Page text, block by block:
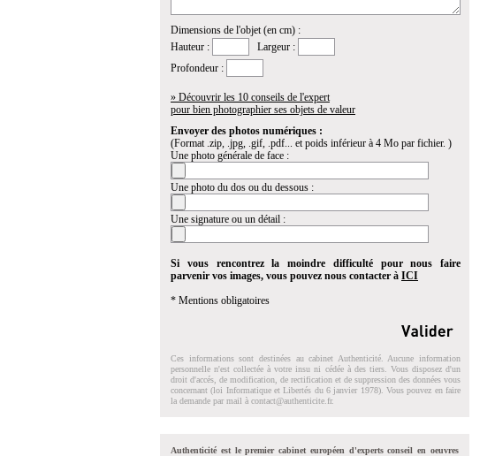
Dimensions de l'objet (en cm) :
Hauteur :
Largeur :
Profondeur :
» Découvrir les 10 conseils de l'expert
pour bien photographier ses objets de valeur
Envoyer des photos numériques :
(Format .zip, .jpg, .gif, .pdf... et poids inférieur à 4 Mo par fichier. )
Une photo générale de face :
Une photo du dos ou du dessous :
Une signature ou un détail :
Si vous rencontrez la moindre difficulté pour nous faire
parvenir vos images, vous pouvez nous contacter à ICI
* Mentions obligatoires
Ces informations sont destinées au cabinet Authenticité. Aucune information
personnelle n'est collectée à votre insu ni cédée à des tiers. Vous disposez d'un
droit d'accés, de modification, de rectification et de suppression des données vous
concernant (loi Informatique et Libertés du 6 janvier 1978). Vous pouvez en faire
la demande par mail à contact@authenticite.fr.
Authenticité est le premier cabinet européen d'experts conseil en oeuvres